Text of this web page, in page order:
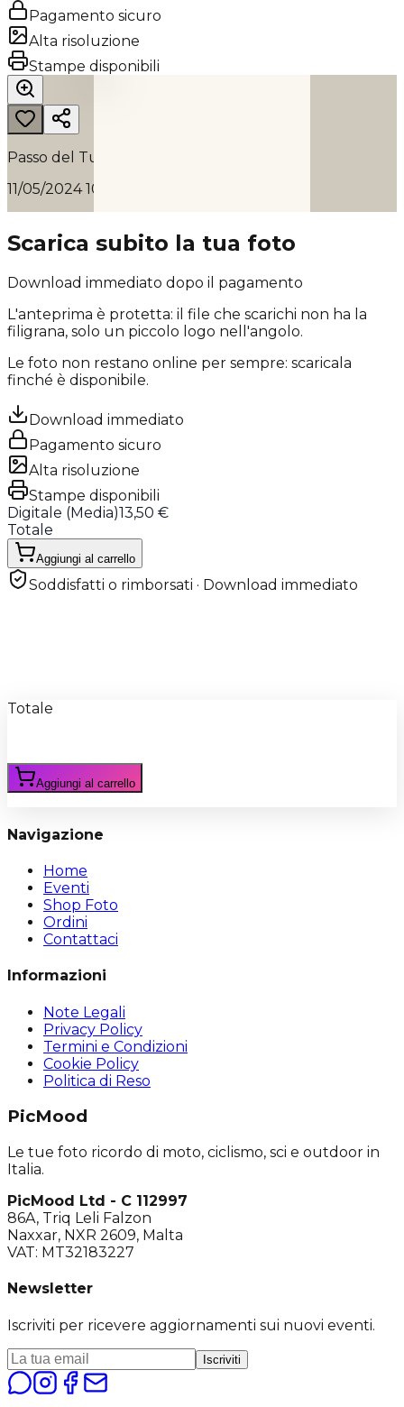
Pagamento sicuro
Alta risoluzione
Stampe disponibili
Passo del Turchino
11/05/2024 10:06
Scarica subito la tua foto
Download immediato dopo il pagamento
L'anteprima è protetta: il file che scarichi non ha la
filigrana, solo un piccolo logo nell'angolo.
Le foto non restano online per sempre: scaricala
finché è disponibile.
Download immediato
Pagamento sicuro
Alta risoluzione
Stampe disponibili
Digitale (Media)13,50 €
Totale
Aggiungi al carrello
Soddisfatti o rimborsati · Download immediato
Totale
Aggiungi al carrello
Navigazione
Home
Eventi
Shop Foto
Ordini
Contattaci
Informazioni
Note Legali
Privacy Policy
Termini e Condizioni
Cookie Policy
Politica di Reso
PicMood
Le tue foto ricordo di moto, ciclismo, sci e outdoor in
Italia.
PicMood Ltd - C 112997
86A, Triq Leli Falzon
Naxxar, NXR 2609, Malta
VAT: MT32183227
Newsletter
Iscriviti per ricevere aggiornamenti sui nuovi eventi.
Iscriviti